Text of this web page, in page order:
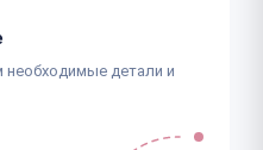
необходимые детали и